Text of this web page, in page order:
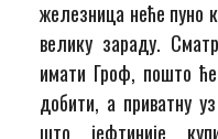
железница неће пуно
велику зараду.
имати Гроф, пошто
добити, а приватну
што јефтиније